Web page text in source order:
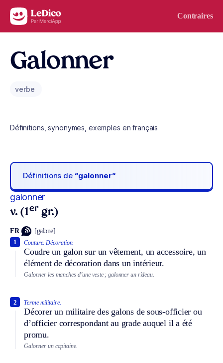
Aller au contenu Contraires
Galonner
verbe
Définitions, synonymes, exemples en français
Définitions de “galonner“
galonner
v. (1er gr.)
FR [galɔne]
Couture. Décoration.
Coudre un galon sur un vêtement, un accessoire, un
élément de décoration dans un intérieur.
1
Galonner les manches d’une veste ; galonner un rideau.
Terme militaire.
Décorer un militaire des galons de sous-officier ou
d’officier correspondant au grade auquel il a été
promu.
2
Galonner un capitaine.